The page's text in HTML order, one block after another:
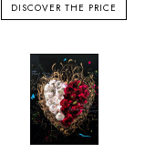
DISCOVER THE PRICE